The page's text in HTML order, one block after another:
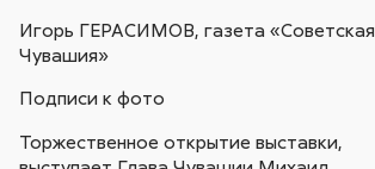
Игорь ГЕРАСИМОВ, газета «Советская
Чувашия»
Подписи к фото
Торжественное открытие выставки,